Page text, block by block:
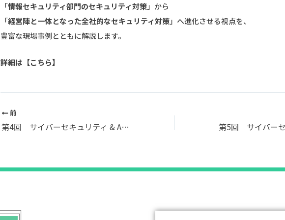
「情報セキュリティ部門のセキュリティ対策」から
「経営陣と一体となった全社的なセキュリティ対策」へ進化させる視点を、
豊富な現場事例とともに解説します。
詳細は【こちら】
前
第4回 サイバーセキュリティ & AI専門人材交流会